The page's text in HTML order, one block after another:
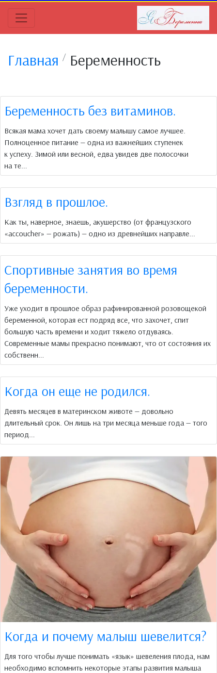
Главная Беременность
Беременность без витаминов.
Всякая мама хочет дать своему малышу самое лучшее.
Полноценное питание — одна из важнейших ступенек
к успеху. Зимой или весной, едва увидев две полосочки
на те...
Взгляд в прошлое.
Как ты, наверное, знаешь, акушерство (от французского
«accoucher» — рожать) — одно из древнейших направле...
Спортивные занятия во время
беременности.
Уже уходит в прошлое образ рафинированной розовощекой
беременной, которая ест подряд все, что захочет, спит
большую часть времени и ходит тяжело отдуваясь.
Современные мамы прекрасно понимают, что от состояния их
собственн...
Когда он еще не родился.
Девять месяцев в материнском животе — довольно
длительный срок. Он лишь на три месяца меньше года — того
период...
Когда и почему малыш шевелится?
Для того чтобы лучше понимать «язык» шевеления плода, нам
необходимо вспомнить некоторые этапы развития малыша